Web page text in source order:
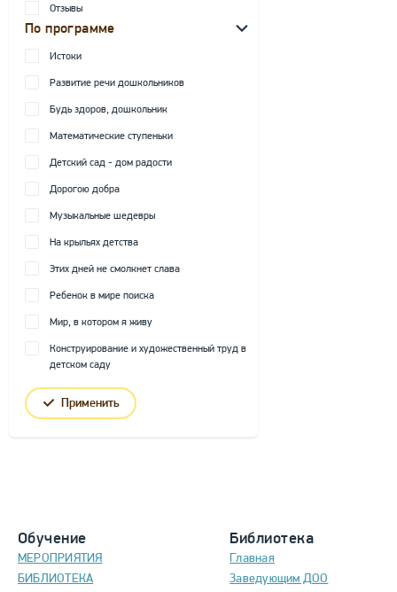
Отзывы
По программе
Истоки
Развитие речи дошкольников
Будь здоров, дошкольник
Математические ступеньки
Детский сад - дом радости
Дорогою добра
Музыкальные шедевры
На крыльях детства
Этих дней не смолкнет слава
Ребенок в мире поиска
Мир, в котором я живу
Конструирование и художественный труд в
детском саду
Применить
Обучение
МЕРОПРИЯТИЯ
БИБЛИОТЕКА
Библиотека
Главная
Заведующим ДОО